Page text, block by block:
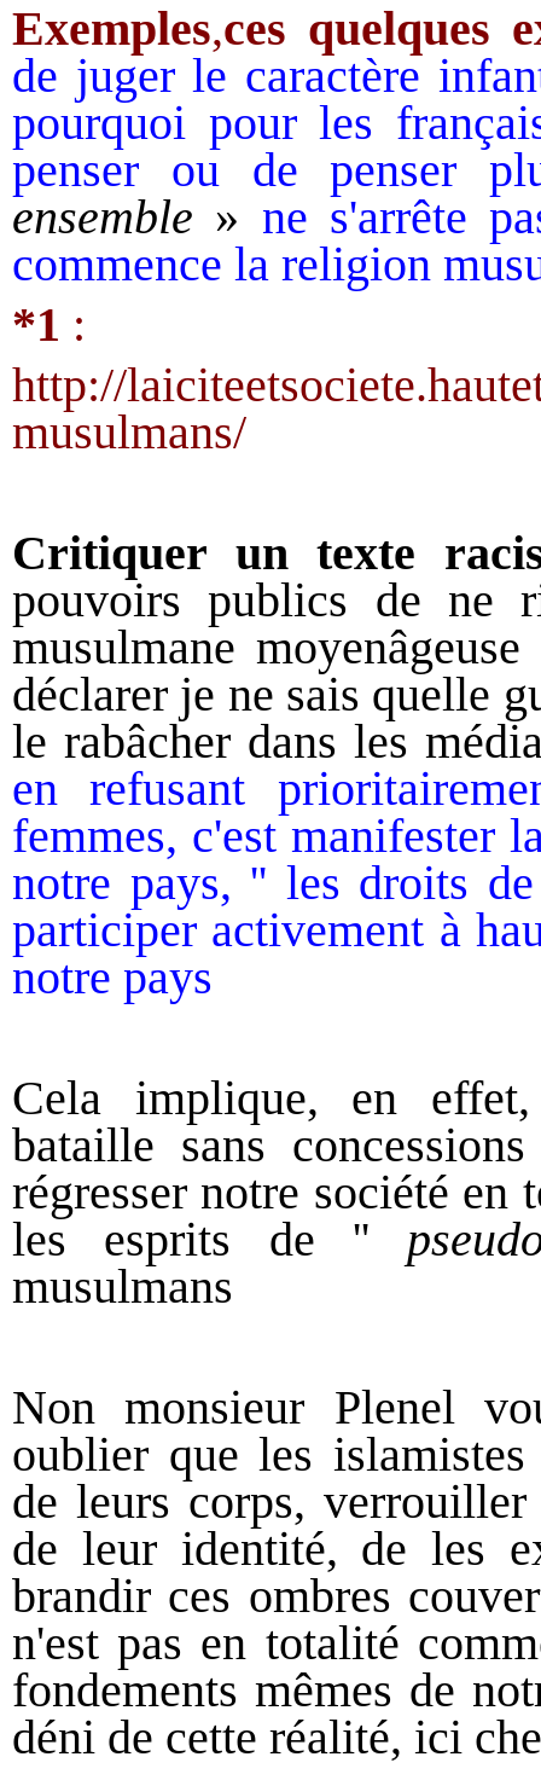
Exemples,ces quelques
de juger le caractère
pourquoi pour les
penser ou de penser
ensemble » ne s'arrête
commence la religion
*1 :
http://
musulmans/
Critiquer un texte
pouvoirs publics de ne
musulmane
déclarer je ne sais quelle
le rabâcher dans les
enrefusant
femmes, c'est manifester
notre pays, '' les droits
participer activement à
notre pays
Cela implique, en
bataille sans
régresser notre société en
les esprits de ''
musulmans
Non monsieur Plenel
oublier que les
de leurs corps,
de leur identité, de les
brandir ces ombres
n'est pas en totalité
fondements mêmes de
déni de cette réalité, ici